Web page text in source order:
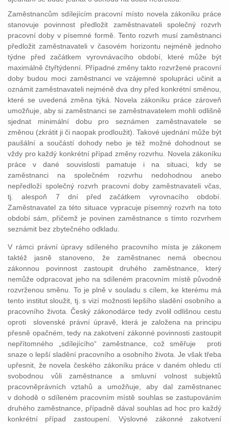
Zaměstnancům sdílejícím pracovní místo novela zákoníku práce
stanovuje povinnost předložit zaměstnavateli společný rozvrh
pracovní doby v písemné formě. Tento rozvrh musí zaměstnanci
předložit zaměstnavateli v časovém horizontu nejméně jednoho
týdne před začátkem vyrovnávacího období, které může být
maximálně čtyřtýdenní. Případné změny takto rozvržené pracovní
doby budou moci zaměstnanci ve vzájemné spolupráci učinit a
oznámit zaměstnavateli nejméně dva dny před konkrétní směnou,
které se uvedená změna týká. Novela zákoníku práce zároveň
umožňuje, aby si zaměstnanci se zaměstnavatelem mohli odlišně
sjednat minimální dobu pro seznámen zaměstnavatele se
změnou (zkrátit ji či naopak prodloužit). Takové ujednání může být
paušální a součástí dohody nebo je též možné dohodnout se
vždy pro každý konkrétní případ změny rozvrhu. Novela zákoníku
práce v dané souvislosti pamatuje i na situaci, kdy se
zaměstnanci na společném rozvrhu nedohodnou anebo
nepředloží společný rozvrh pracovní doby zaměstnavateli včas,
tj. alespoň 7 dní před začátkem vyrovnacího období.
Zaměstnavatel za této situace vypracuje písemný rozvrh na toto
období sám, přičemž je povinen zaměstnance s tímto rozvrhem
seznámit bez zbytečného odkladu.
V rámci právní úpravy sdíleného pracovního místa je zákonem
taktéž jasně stanoveno, že zaměstnanec nemá obecnou
zákonnou povinnost zastoupit druhého zaměstnance, který
nemůže odpracovat jeho na sdíleném pracovním místě původně
rozvrženou směnu. To je plně v souladu s cílem, ke kterému má
tento institut sloužit, tj. s vizí možnosti lepšího sladění osobního a
pracovního života. Český zákonodárce tedy zvolil odlišnou cestu
oproti slovenské právní úpravě, která je založena na principu
přesně opačném, tedy na zakotvení zákonné povinnosti zastoupit
nepřítomného „sdílejícího“ zaměstnance, což směřuje proti
snaze o lepší sladění pracovního a osobního života. Je však třeba
upřesnit, že novela českého zákoníku práce v daném ohledu ctí
svobodnou vůli zaměstnance a smluvní volnost subjektů
pracovněprávních vztahů a umožňuje, aby dal zaměstnanec
v dohodě o sdíleném pracovním místě souhlas se zastupováním
druhého zaměstnance, případně dával souhlas ad hoc pro každý
konkrétní případ zastoupení. Výslovné zákonné zakotvení